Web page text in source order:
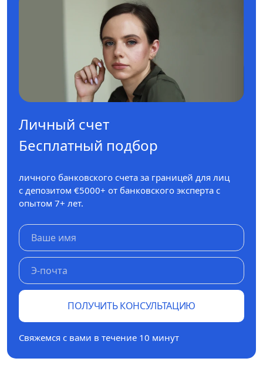
Личный счет
Бесплатный подбор
личного банковского счета за границей для лиц
с депозитом €5000+ от банковского эксперта с
опытом 7+ лет.
ПОЛУЧИТЬ КОНСУЛЬТАЦИЮ
Свяжемся с вами в течение 10 минут